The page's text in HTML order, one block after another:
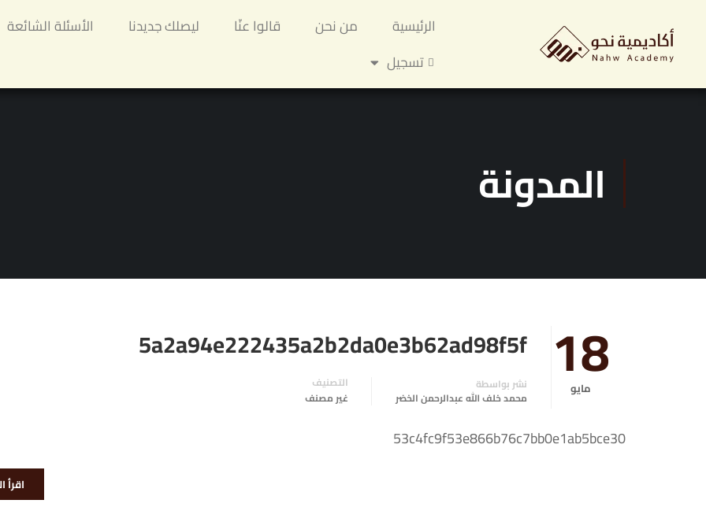
الرئيسية من نحن قالوا عنّا ليصلك جديدنا
الأسئلة الشائعة
تسجيل
المدونة
18
مايو
5a2a94e222435a2b2da0e3b62ad98f5f
نشر بواسطة
محمد خلف الله عبدالرحمن الخضر
التصنيف
غير مصنف
53c4fc9f53e866b76c7bb0e1ab5bce30
اقرأ